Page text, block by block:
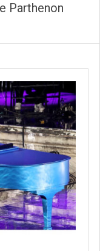
Parthenon